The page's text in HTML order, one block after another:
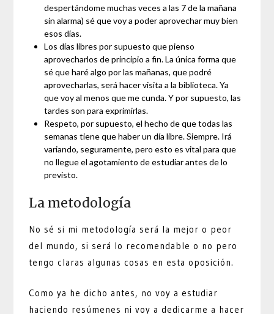
despertándome muchas veces a las 7 de la mañana
sin alarma) sé que voy a poder aprovechar muy bien
esos días.
Los días libres por supuesto que pienso
aprovecharlos de principio a fin. La única forma que
sé que haré algo por las mañanas, que podré
aprovecharlas, será hacer visita a la biblioteca. Ya
que voy al menos que me cunda. Y por supuesto, las
tardes son para exprimirlas.
Respeto, por supuesto, el hecho de que todas las
semanas tiene que haber un día libre. Siempre. Irá
variando, seguramente, pero esto es vital para que
no llegue el agotamiento de estudiar antes de lo
previsto.
La metodología
No sé si mi metodología será la mejor o peor
del mundo, si será lo recomendable o no pero
tengo claras algunas cosas en esta oposición.
Como ya he dicho antes, no voy a estudiar
haciendo resúmenes ni voy a dedicarme a hacer